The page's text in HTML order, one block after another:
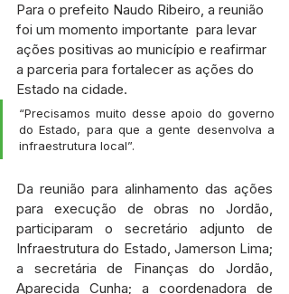
Para o prefeito Naudo Ribeiro, a reunião
foi um momento importante  para levar
ações positivas ao município e reafirmar
a parceria para fortalecer as ações do
Estado na cidade.
“Precisamos muito desse apoio do governo
do Estado, para que a gente desenvolva a
infraestrutura local”.
Da reunião para alinhamento das ações
para execução de obras no Jordão,
participaram o secretário adjunto de
Infraestrutura do Estado, Jamerson Lima;
a secretária de Finanças do Jordão,
Aparecida Cunha; a coordenadora de